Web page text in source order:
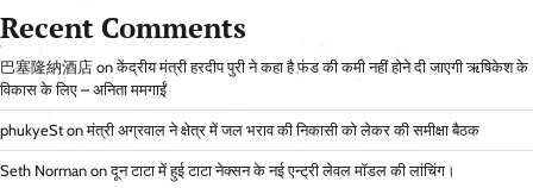
Recent Comments
巴塞隆納酒店 onकेंद्रीय मंत्री हरदीप पुरी ने कहा है फंड की कमी नहीं होने दी जाएगी ऋषिकेश के
विकास के लिए – अनिता ममगाईं
phukyeSt onमंत्री अग्रवाल ने क्षेत्र में जल भराव की निकासी को लेकर की समीक्षा बैठक
Seth Norman onदून टाटा में हुई टाटा नेक्सन के नई एन्ट्री लेवल मॉडल की लांचिंग।